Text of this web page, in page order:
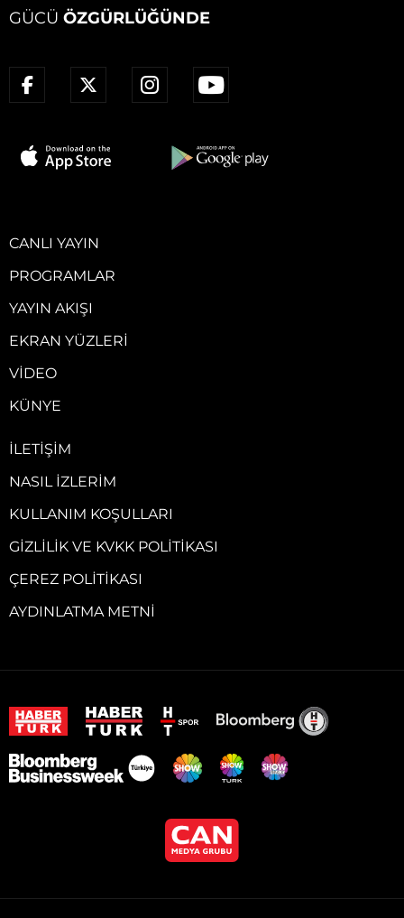
GÜCÜ ÖZGÜRLÜĞÜNDE
CANLI YAYIN
PROGRAMLAR
YAYIN AKIŞI
EKRAN YÜZLERI
VIDEO
KÜNYE
İLETIŞIM
NASIL İZLERIM
KULLANIM KOŞULLARI
GIZLILIK VE KVKK POLITIKASI
ÇEREZ POLITIKASI
AYDINLATMA METNI